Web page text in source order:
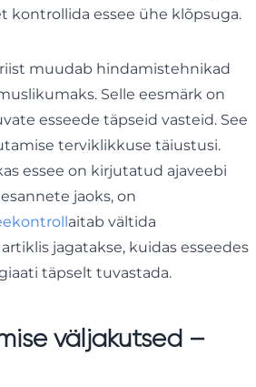
kontrollida essee ühe klõpsuga.
muudab hindamistehnikad
Selle eesmärk on
esseede täpseid vasteid. See
terviklikkuse täiustusi.
essee on kirjutatud ajaveebi
jaoks, on
aitab vältida
jagatakse, kuidas esseedes
täpselt tuvastada.
väljakutsed –